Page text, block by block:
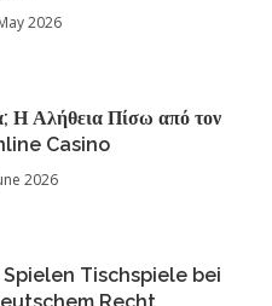
2026
Η Αλήθεια Πίσω από τον
Casino
2026
Tischspiele bei